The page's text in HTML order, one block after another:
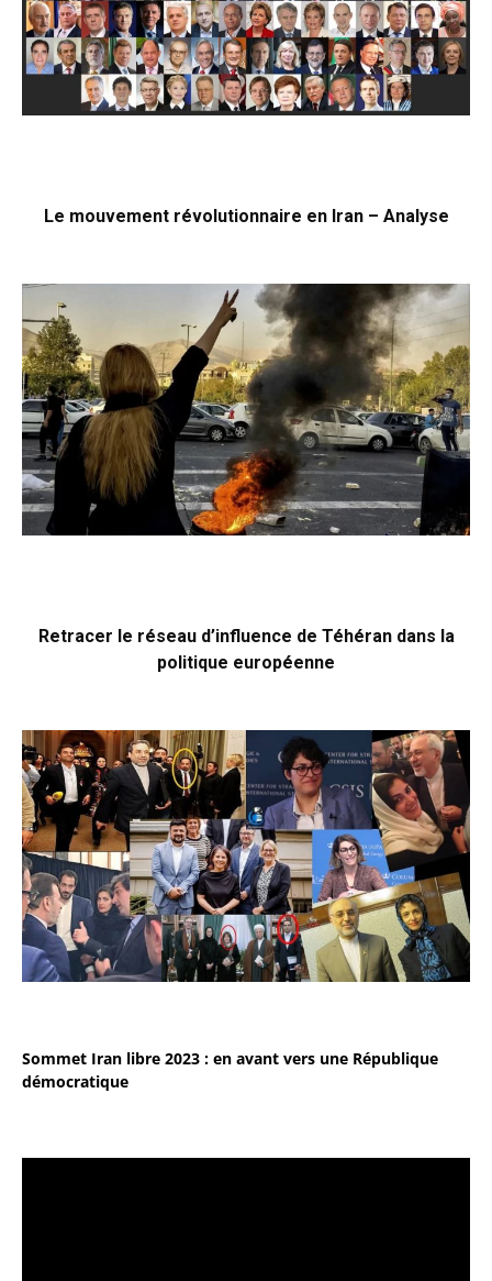
Le mouvement révolutionnaire en Iran – Analyse
Retracer le réseau d’influence de Téhéran dans la
politique européenne
Sommet Iran libre 2023 : en avant vers une République
démocratique